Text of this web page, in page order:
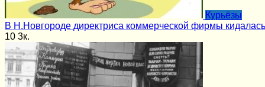
Курьёзы
В Н.Новгороде директриса коммерческой фирмы
10 3к.